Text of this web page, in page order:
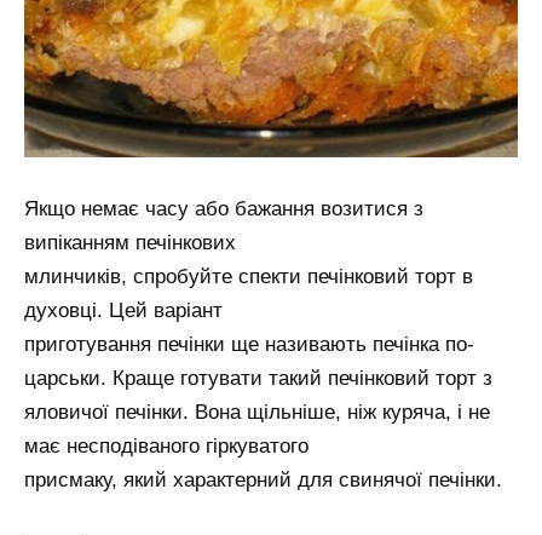
Якщо немає часу або бажання возитися з
випіканням печінкових
млинчиків, спробуйте спекти печінковий торт в
духовці. Цей варіант
приготування печінки ще називають печінка по-
царськи. Краще готувати такий печінковий торт з
яловичої печінки. Вона щільніше, ніж куряча, і не
має несподіваного гіркуватого
присмаку, який характерний для свинячої печінки.